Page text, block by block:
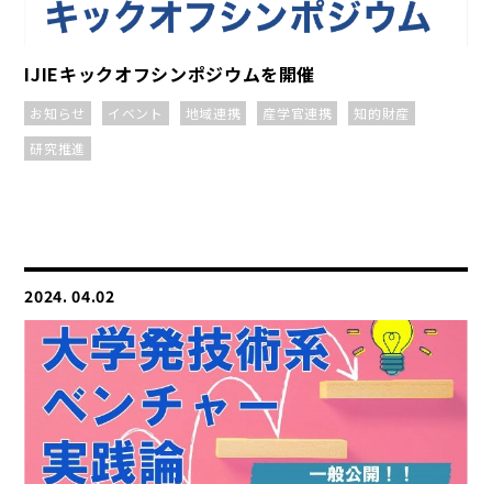
IJIEキックオフシンポジウムを開催
お知らせ イベント 地域連携 産学官連携
知的財産
研究推進
2024. 04.02